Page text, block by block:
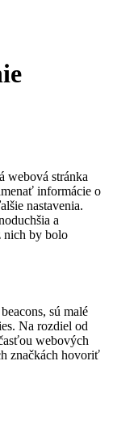
webová stránka
informácie o
nastavenia.
a
nich by bolo
sú malé
Na rozdiel od
webových
značkách hovoriť